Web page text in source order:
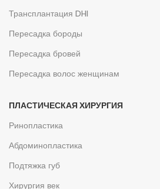
Трансплантация DHI
Пересадка бороды
Пересадка бровей
Пересадка волос женщинам
ПЛАСТИЧЕСКАЯ ХИРУРГИЯ
Ринопластика
Абдоминопластика
Подтяжка губ
Хирургия век